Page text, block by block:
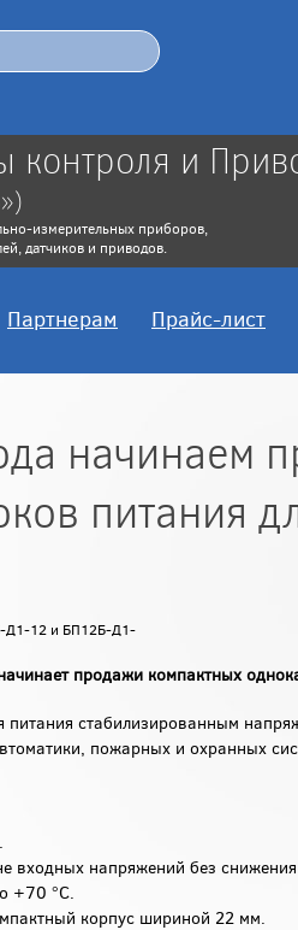
и
измерительных приборов,
датчиков и приводов.
Партнерам Прайс-лист
начинаем
питания
Д1-12 и БП12Б-Д1-
продажи компактных
стабилизированным
пожарных и охранных
входных напряжений без
+70 °С.
корпус шириной 22 мм.